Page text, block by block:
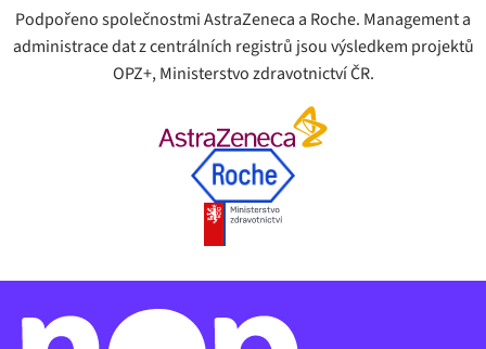
Podpořeno společnostmi AstraZeneca a Roche. Management a
administrace dat z centrálních registrů jsou výsledkem projektů
OPZ+, Ministerstvo zdravotnictví ČR.